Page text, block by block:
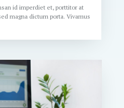
id imperdiet et, porttitor at
magna dictum porta. Vivamus